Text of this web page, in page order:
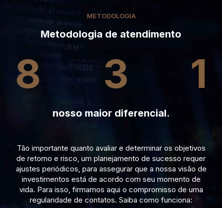
METODOLOGIA
Metodologia de atendimento
8 3 1
nosso maior diferencial.
Tão importante quanto avaliar e determinar os objetivos
de retorno e risco, um planejamento de sucesso requer
ajustes periódicos, para assegurar que a nossa visão de
investimentos está de acordo com seu momento de
vida. Para isso, firmamos aqui o compromisso de uma
regularidade de contatos. Saiba como funciona: